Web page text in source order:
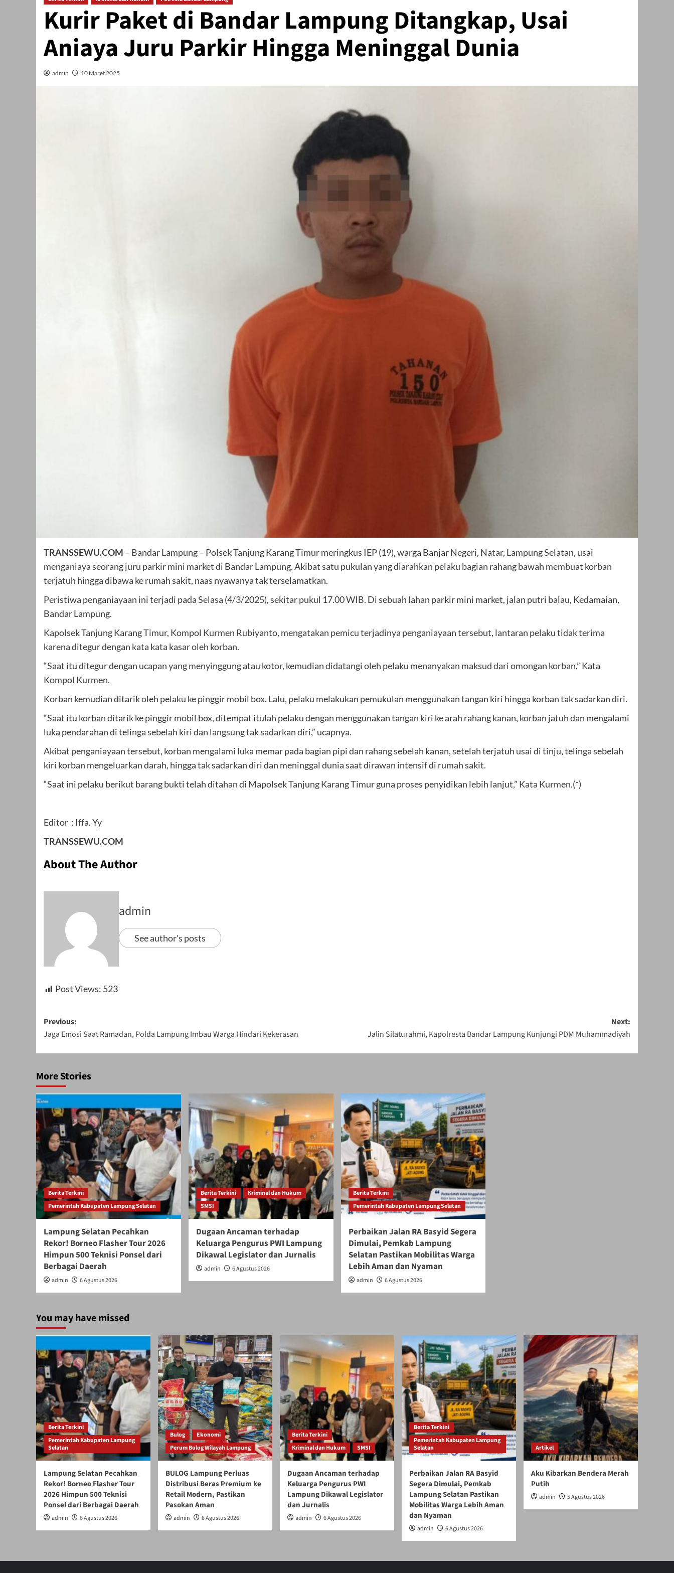
Kurir Paket di Bandar Lampung Ditangkap, Usai
Aniaya Juru Parkir Hingga Meninggal Dunia
admin 10 Maret 2025
TRANSSEWU.COM – Bandar Lampung – Polsek Tanjung Karang Timur meringkus IEP (19), warga Banjar Negeri, Natar, Lampung Selatan, usai
menganiaya seorang juru parkir mini market di Bandar Lampung. Akibat satu pukulan yang diarahkan pelaku bagian rahang bawah membuat korban
terjatuh hingga dibawa ke rumah sakit, naas nyawanya tak terselamatkan.
Peristiwa penganiayaan ini terjadi pada Selasa (4/3/2025), sekitar pukul 17.00 WIB. Di sebuah lahan parkir mini market, jalan putri balau, Kedamaian,
Bandar Lampung.
Kapolsek Tanjung Karang Timur, Kompol Kurmen Rubiyanto, mengatakan pemicu terjadinya penganiayaan tersebut, lantaran pelaku tidak terima
karena ditegur dengan kata kata kasar oleh korban.
“Saat itu ditegur dengan ucapan yang menyinggung atau kotor, kemudian didatangi oleh pelaku menanyakan maksud dari omongan korban,” Kata
Kompol Kurmen.
Korban kemudian ditarik oleh pelaku ke pinggir mobil box. Lalu, pelaku melakukan pemukulan menggunakan tangan kiri hingga korban tak sadarkan diri.
“Saat itu korban ditarik ke pinggir mobil box, ditempat itulah pelaku dengan menggunakan tangan kiri ke arah rahang kanan, korban jatuh dan mengalami
luka pendarahan di telinga sebelah kiri dan langsung tak sadarkan diri,” ucapnya.
Akibat penganiayaan tersebut, korban mengalami luka memar pada bagian pipi dan rahang sebelah kanan, setelah terjatuh usai di tinju, telinga sebelah
kiri korban mengeluarkan darah, hingga tak sadarkan diri dan meninggal dunia saat dirawan intensif di rumah sakit.
“Saat ini pelaku berikut barang bukti telah ditahan di Mapolsek Tanjung Karang Timur guna proses penyidikan lebih lanjut,” Kata Kurmen.(*)
Editor : Iffa. Yy
TRANSSEWU.COM
About The Author
admin
See author's posts
Post Views: 523
Post
navigation
Previous:
Jaga Emosi Saat Ramadan, Polda Lampung Imbau Warga Hindari Kekerasan
Next:
Jalin Silaturahmi, Kapolresta Bandar Lampung Kunjungi PDM Muhammadiyah
More Stories
Berita Terkini
Pemerintah Kabupaten Lampung Selatan
Lampung Selatan Pecahkan
Rekor! Borneo Flasher Tour 2026
Himpun 500 Teknisi Ponsel dari
Berbagai Daerah
admin 6 Agustus 2026
Berita Terkini
Kriminal dan Hukum
SMSI
Dugaan Ancaman terhadap
Keluarga Pengurus PWI Lampung
Dikawal Legislator dan Jurnalis
admin 6 Agustus 2026
Berita Terkini
Pemerintah Kabupaten Lampung Selatan
Perbaikan Jalan RA Basyid Segera
Dimulai, Pemkab Lampung
Selatan Pastikan Mobilitas Warga
Lebih Aman dan Nyaman
admin 6 Agustus 2026
You may have missed
Berita Terkini
Pemerintah Kabupaten Lampung
Selatan
Lampung Selatan Pecahkan
Rekor! Borneo Flasher Tour
2026 Himpun 500 Teknisi
Ponsel dari Berbagai Daerah
admin 6 Agustus 2026
Bulog
Ekonomi
Perum Bulog Wilayah Lampung
BULOG Lampung Perluas
Distribusi Beras Premium ke
Retail Modern, Pastikan
Pasokan Aman
admin 6 Agustus 2026
Berita Terkini
Kriminal dan Hukum
SMSI
Dugaan Ancaman terhadap
Keluarga Pengurus PWI
Lampung Dikawal Legislator
dan Jurnalis
admin 6 Agustus 2026
Berita Terkini
Pemerintah Kabupaten Lampung
Selatan
Perbaikan Jalan RA Basyid
Segera Dimulai, Pemkab
Lampung Selatan Pastikan
Mobilitas Warga Lebih Aman
dan Nyaman
admin 6 Agustus 2026
Artikel
Aku Kibarkan Bendera Merah
Putih
admin 5 Agustus 2026